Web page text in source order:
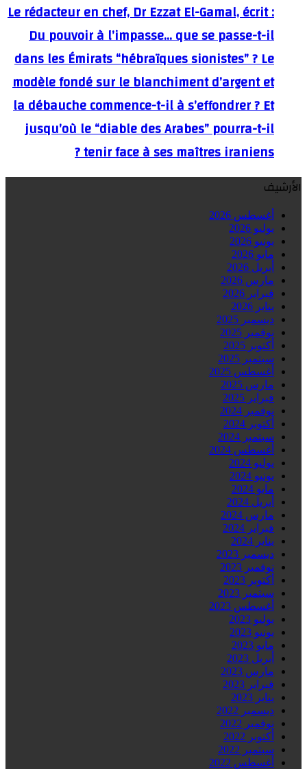
Le rédacteur en chef, Dr Ezzat El-Gamal, écrit :
Du pouvoir à l’impasse… que se passe-t-il
dans les Émirats “hébraïques sionistes” ? Le
modèle fondé sur le blanchiment d’argent et
la débauche commence-t-il à s’effondrer ? Et
jusqu’où le “diable des Arabes” pourra-t-il
tenir face à ses maîtres iraniens ?
الأرشيف
أغسطس 2026
يوليو 2026
يونيو 2026
مايو 2026
أبريل 2026
مارس 2026
فبراير 2026
يناير 2026
ديسمبر 2025
نوفمبر 2025
أكتوبر 2025
سبتمبر 2025
أغسطس 2025
مارس 2025
فبراير 2025
نوفمبر 2024
أكتوبر 2024
سبتمبر 2024
أغسطس 2024
يوليو 2024
يونيو 2024
مايو 2024
أبريل 2024
مارس 2024
فبراير 2024
يناير 2024
ديسمبر 2023
نوفمبر 2023
أكتوبر 2023
سبتمبر 2023
أغسطس 2023
يوليو 2023
يونيو 2023
مايو 2023
أبريل 2023
مارس 2023
فبراير 2023
يناير 2023
ديسمبر 2022
نوفمبر 2022
أكتوبر 2022
سبتمبر 2022
أغسطس 2022